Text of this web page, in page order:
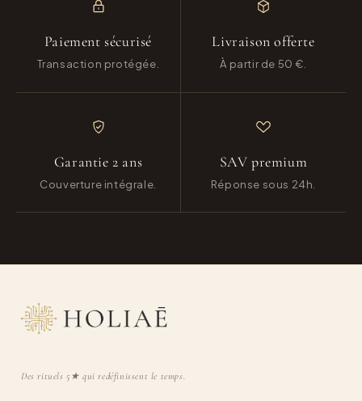
Paiement sécurisé
Transaction protégée.
Livraison offerte
À partir de 50 €.
Garantie 2 ans
Couverture intégrale.
SAV premium
Réponse sous 24h.
Des rituels 5★ qui redéfinissent le temps.